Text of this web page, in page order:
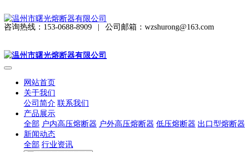
咨询热线：153-0688-8909 | 公司邮箱：wzshurong@163.com
网站首页
关于我们
公司简介 联系我们
产品展示
全部 户内高压熔断器 户外高压熔断器 低压熔断器 出口型熔断器
新闻动态
全部 行业资讯